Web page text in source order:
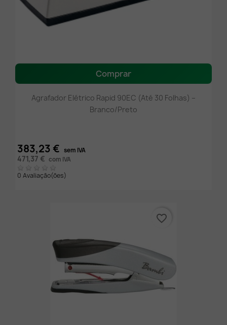
Comprar
Agrafador Elétrico Rapid 90EC (Até 30 Folhas) –
Branco/Preto
383,23 € sem IVA
471,37 € com IVA
0 Avaliação(ões)
favorite_border